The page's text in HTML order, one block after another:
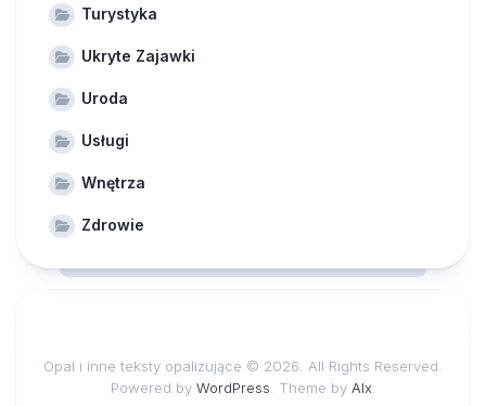
Turystyka
Ukryte Zajawki
Uroda
Usługi
Wnętrza
Zdrowie
Opal i inne teksty opalizujące © 2026. All Rights Reserved.
Powered by WordPress . Theme by Alx